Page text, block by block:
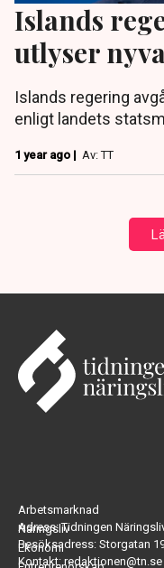
Islands
utlyser
Islands regering
enligt landets
1 year ago | Av: TT
Adress: Tidningen
Besöksadress: Storgatan
Kontakt: redaktionen@tn.se
Arbetsmarknad
Näringsliv
Ekonomi